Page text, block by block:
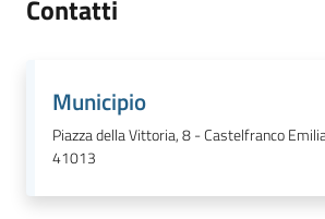
Contatti
Municipio
Piazza della Vittoria, 8 - Castelfranco
41013